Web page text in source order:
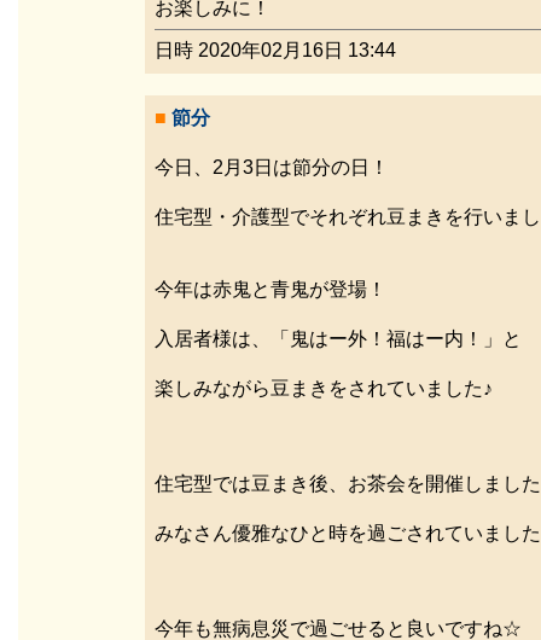
お楽しみに！
日時 2020年02月16日 13:44
■ 節分
今日、2月3日は節分の日！
住宅型・介護型でそれぞれ豆まきを行いま
今年は赤鬼と青鬼が登場！
入居者様は、「鬼はー外！福はー内！」と
楽しみながら豆まきをされていました♪
住宅型では豆まき後、お茶会を開催しまし
みなさん優雅なひと時を過ごされていまし
今年も無病息災で過ごせると良いですね☆